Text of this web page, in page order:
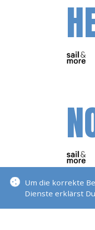
Um die korrekte
Dienste erklärst